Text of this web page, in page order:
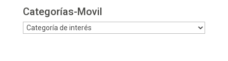
Categorías-Movil